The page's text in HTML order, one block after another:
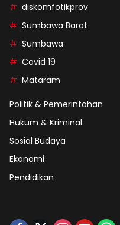
diskomfotikprov
Sumbawa Barat
Sumbawa
Covid 19
Mataram
Politik & Pemerintahan
Hukum & Kriminal
Sosial Budaya
Ekonomi
Pendidikan